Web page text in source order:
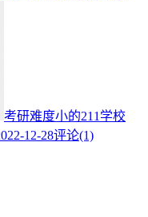
考研难度小的211学校
12-28评论(1)